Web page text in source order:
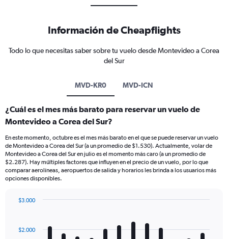
Información de Cheapflights
Todo lo que necesitas saber sobre tu vuelo desde Montevideo a Corea
del Sur
MVD-KR0 MVD-ICN
¿Cuál es el mes más barato para reservar un vuelo de
Montevideo a Corea del Sur?
En este momento, octubre es el mes más barato en el que se puede reservar un vuelo
de Montevideo a Corea del Sur (a un promedio de $1.530). Actualmente, volar de
Montevideo a Corea del Sur en julio es el momento más caro (a un promedio de
$2.287). Hay múltiples factores que influyen en el precio de un vuelo, por lo que
comparar aerolíneas, aeropuertos de salida y horarios les brinda a los usuarios más
opciones disponibles.
with
12
$2.000
$3.000